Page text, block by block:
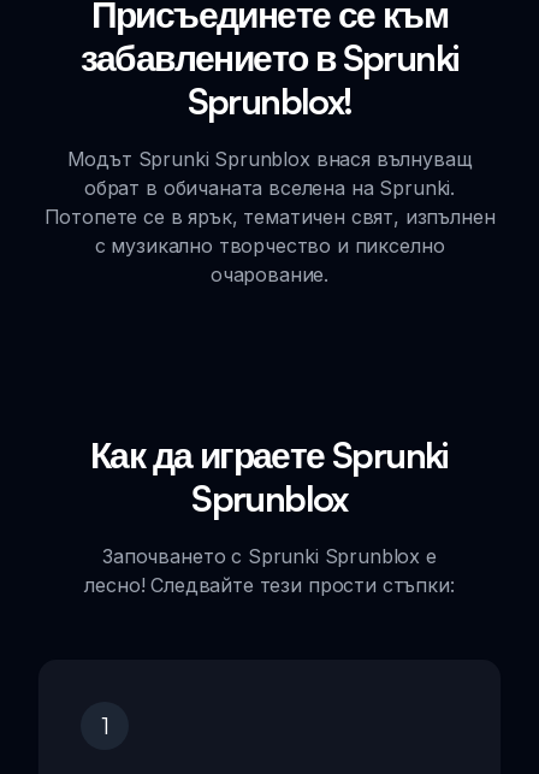
Присъединете се към
забавлението в Sprunki
Sprunblox!
Модът Sprunki Sprunblox внася вълнуващ
обрат в обичаната вселена на Sprunki.
Потопете се в ярък, тематичен свят, изпълнен
с музикално творчество и пикселно
очарование.
Как да играете Sprunki
Sprunblox
Започването с Sprunki Sprunblox е
лесно! Следвайте тези прости стъпки:
1